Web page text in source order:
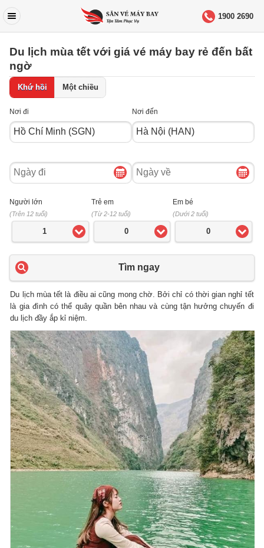
1900 2690
Du lịch mùa tết với giá vé máy bay rẻ đến bất
ngờ
Khứ hồi Một chiều
Nơi đi Nơi đến
Ngày
đi
Ngày
về
Người lớn
(Trên 12 tuổi)
1
Trẻ em
(Từ 2-12 tuổi)
0
Em bé
(Dưới 2 tuổi)
0
Tìm ngay
Du lịch mùa tết là điều ai cũng mong chờ. Bởi chỉ có thời gian nghỉ tết
là gia đình có thể quây quần bên nhau và cùng tận hưởng chuyến đi
du lịch đầy ắp kỉ niệm.